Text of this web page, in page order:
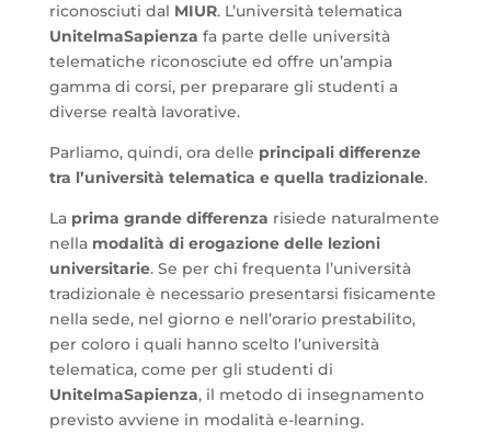
riconosciuti dal MIUR. L’università telematica
UnitelmaSapienza fa parte delle università
telematiche riconosciute ed offre un’ampia
gamma di corsi, per preparare gli studenti a
diverse realtà lavorative.
Parliamo, quindi, ora delle principali differenze
tra l’università telematica e quella tradizionale.
La prima grande differenza risiede naturalmente
nella modalità di erogazione delle lezioni
universitarie. Se per chi frequenta l’università
tradizionale è necessario presentarsi fisicamente
nella sede, nel giorno e nell’orario prestabilito,
per coloro i quali hanno scelto l’università
telematica, come per gli studenti di
UnitelmaSapienza, il metodo di insegnamento
previsto avviene in modalità e-learning.